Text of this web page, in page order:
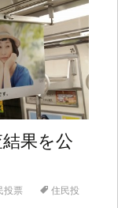
果を公
投票
住民投